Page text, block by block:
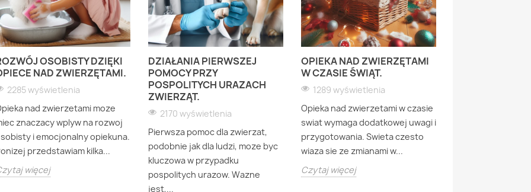
OSOBISTY DZIĘKI
NAD ZWIERZĘTAMI.
2285 wyświetlenia
nad zwierzetami moze
znaczacy wplyw na rozwoj
i emocjonalny opiekuna.
przedstawiam kilka...
więcej
DZIAŁANIA PIERWSZEJ
POMOCY PRZY
POSPOLITYCH URAZACH
ZWIERZĄT.
2170 wyświetlenia
Pierwsza pomoc dla zwierzat,
podobnie jak dla ludzi, moze byc
kluczowa w przypadku
pospolitych urazow. Wazne
jest,...
OPIEKA NAD ZWIERZĘTAMI
W CZASIE ŚWIĄT.
1289 wyświetlenia
Opieka nad zwierzetami w czasie
swiat wymaga dodatkowej uwagi i
przygotowania. Swieta czesto
wiaza sie ze zmianami w...
Czytaj więcej